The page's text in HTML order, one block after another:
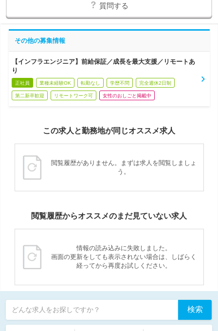
質問する
その他の募集情報
【インフラエンジニア】前給保証／成長を最大支援／リモートあ
り
正社員 業種未経験OK 転勤なし 学歴不問 完全週休2日制
第二新卒歓迎 リモートワーク可 女性のおしごと掲載中
この求人と勤務地が同じオススメ求人
閲覧履歴がありません。まずは求人を閲覧しましょ
う。
閲覧履歴からオススメのまだ見ていない求人
情報の読み込みに失敗しました。
画面の更新をしても表示されない場合は、しばらく
経ってから再度お試しください。
どんな求人をお探しですか？ 検索